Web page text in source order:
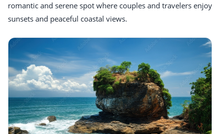
romantic and serene spot where couples and travelers enjoy
sunsets and peaceful coastal views.